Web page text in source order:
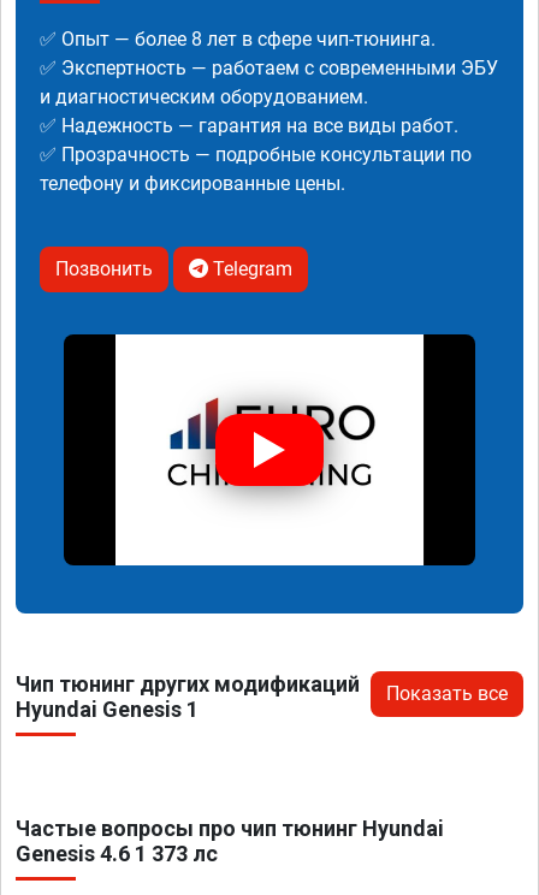
✅ Опыт — более 8 лет в сфере чип-тюнинга.
✅ Экспертность — работаем с современными ЭБУ
и диагностическим оборудованием.
✅ Надежность — гарантия на все виды работ.
✅ Прозрачность — подробные консультации по
телефону и фиксированные цены.
Позвонить Telegram
Чип тюнинг других модификаций
Hyundai Genesis 1
Показать все
Частые вопросы про чип тюнинг Hyundai
Genesis 4.6 1 373 лс